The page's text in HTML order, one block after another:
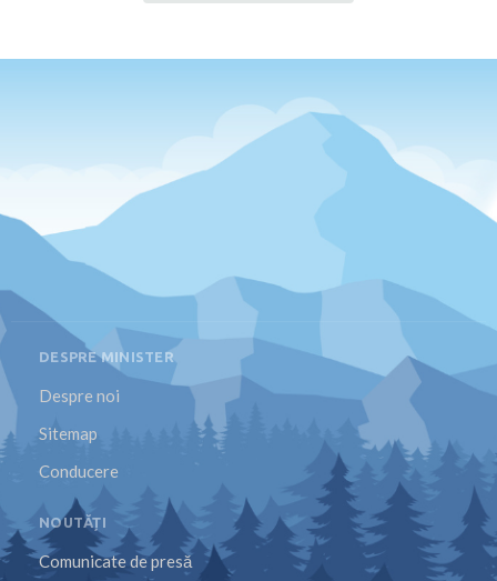
DESPRE MINISTER
Despre noi
Sitemap
Conducere
NOUTĂȚI
Comunicate de presă